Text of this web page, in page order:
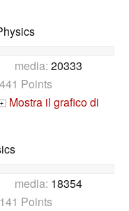
media: 20333
Points
+ Mostra il grafico di
media: 18354
Points